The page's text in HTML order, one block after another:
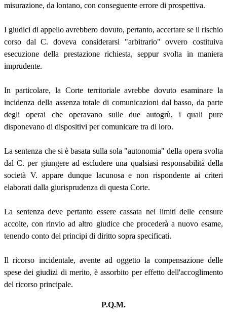
misurazione, da lontano, con conseguente errore di prospettiva.
I giudici di appello avrebbero dovuto, pertanto, accertare se il rischio
corso dal C. doveva considerarsi "arbitrario" ovvero costituiva
esecuzione della prestazione richiesta, seppur svolta in maniera
imprudente.
In particolare, la Corte territoriale avrebbe dovuto esaminare la
incidenza della assenza totale di comunicazioni dal basso, da parte
degli operai che operavano sulle due autogrù, i quali pure
disponevano di dispositivi per comunicare tra di loro.
La sentenza che si è basata sulla sola "autonomia" della opera svolta
dal C. per giungere ad escludere una qualsiasi responsabilità della
società V. appare dunque lacunosa e non rispondente ai criteri
elaborati dalla giurisprudenza di questa Corte.
La sentenza deve pertanto essere cassata nei limiti delle censure
accolte, con rinvio ad altro giudice che procederà a nuovo esame,
tenendo conto dei principi di diritto sopra specificati.
Il ricorso incidentale, avente ad oggetto la compensazione delle
spese dei giudizi di merito, è assorbito per effetto dell'accoglimento
del ricorso principale.
P.Q.M.